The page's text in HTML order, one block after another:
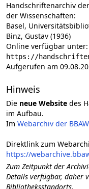
Handschriftenarchiv
der Wissenschaften:
Basel,
Binz, Gustav (1936)
Online verfügbar unter:
https://
Aufgerufen am
Hinweis
Die neue Website des
im Aufbau.
Im Webarchiv der BBAW
Direktlink zum
https://
Zum Zeitpunkt der
Details verfügbar, daher
Bibliotheksstandorts.